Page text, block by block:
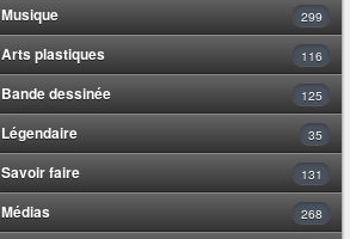
Musique 299
Arts plastiques 116
Bande dessinée 125
Légendaire 35
Savoir faire 131
Médias 268